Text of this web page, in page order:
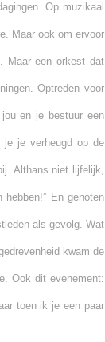
Op muzikaal
Maar ook om ervoor
Maar een orkest dat
Optreden voor
en je bestuur een
je je verheugd op de
Althans niet lijfelijk,
En genoten
als gevolg. Wat
kwam de
Ook dit evenement:
toen ik je een paar